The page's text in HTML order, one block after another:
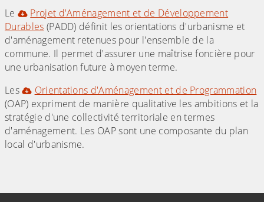
Le
Projet d'Aménagement et de Développement
Durables (PADD) définit les orientations d'urbanisme et
d'aménagement retenues pour l'ensemble de la
commune. Il permet d'assurer une maîtrise foncière pour
une urbanisation future à moyen terme.
Les
Orientations d'Aménagement et de Programmation
(OAP) expriment de manière qualitative les ambitions et la
stratégie d'une collectivité territoriale en termes
d'aménagement. Les OAP sont une composante du plan
local d'urbanisme.